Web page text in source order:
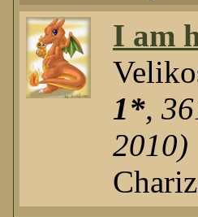
I am
1*,
2010)